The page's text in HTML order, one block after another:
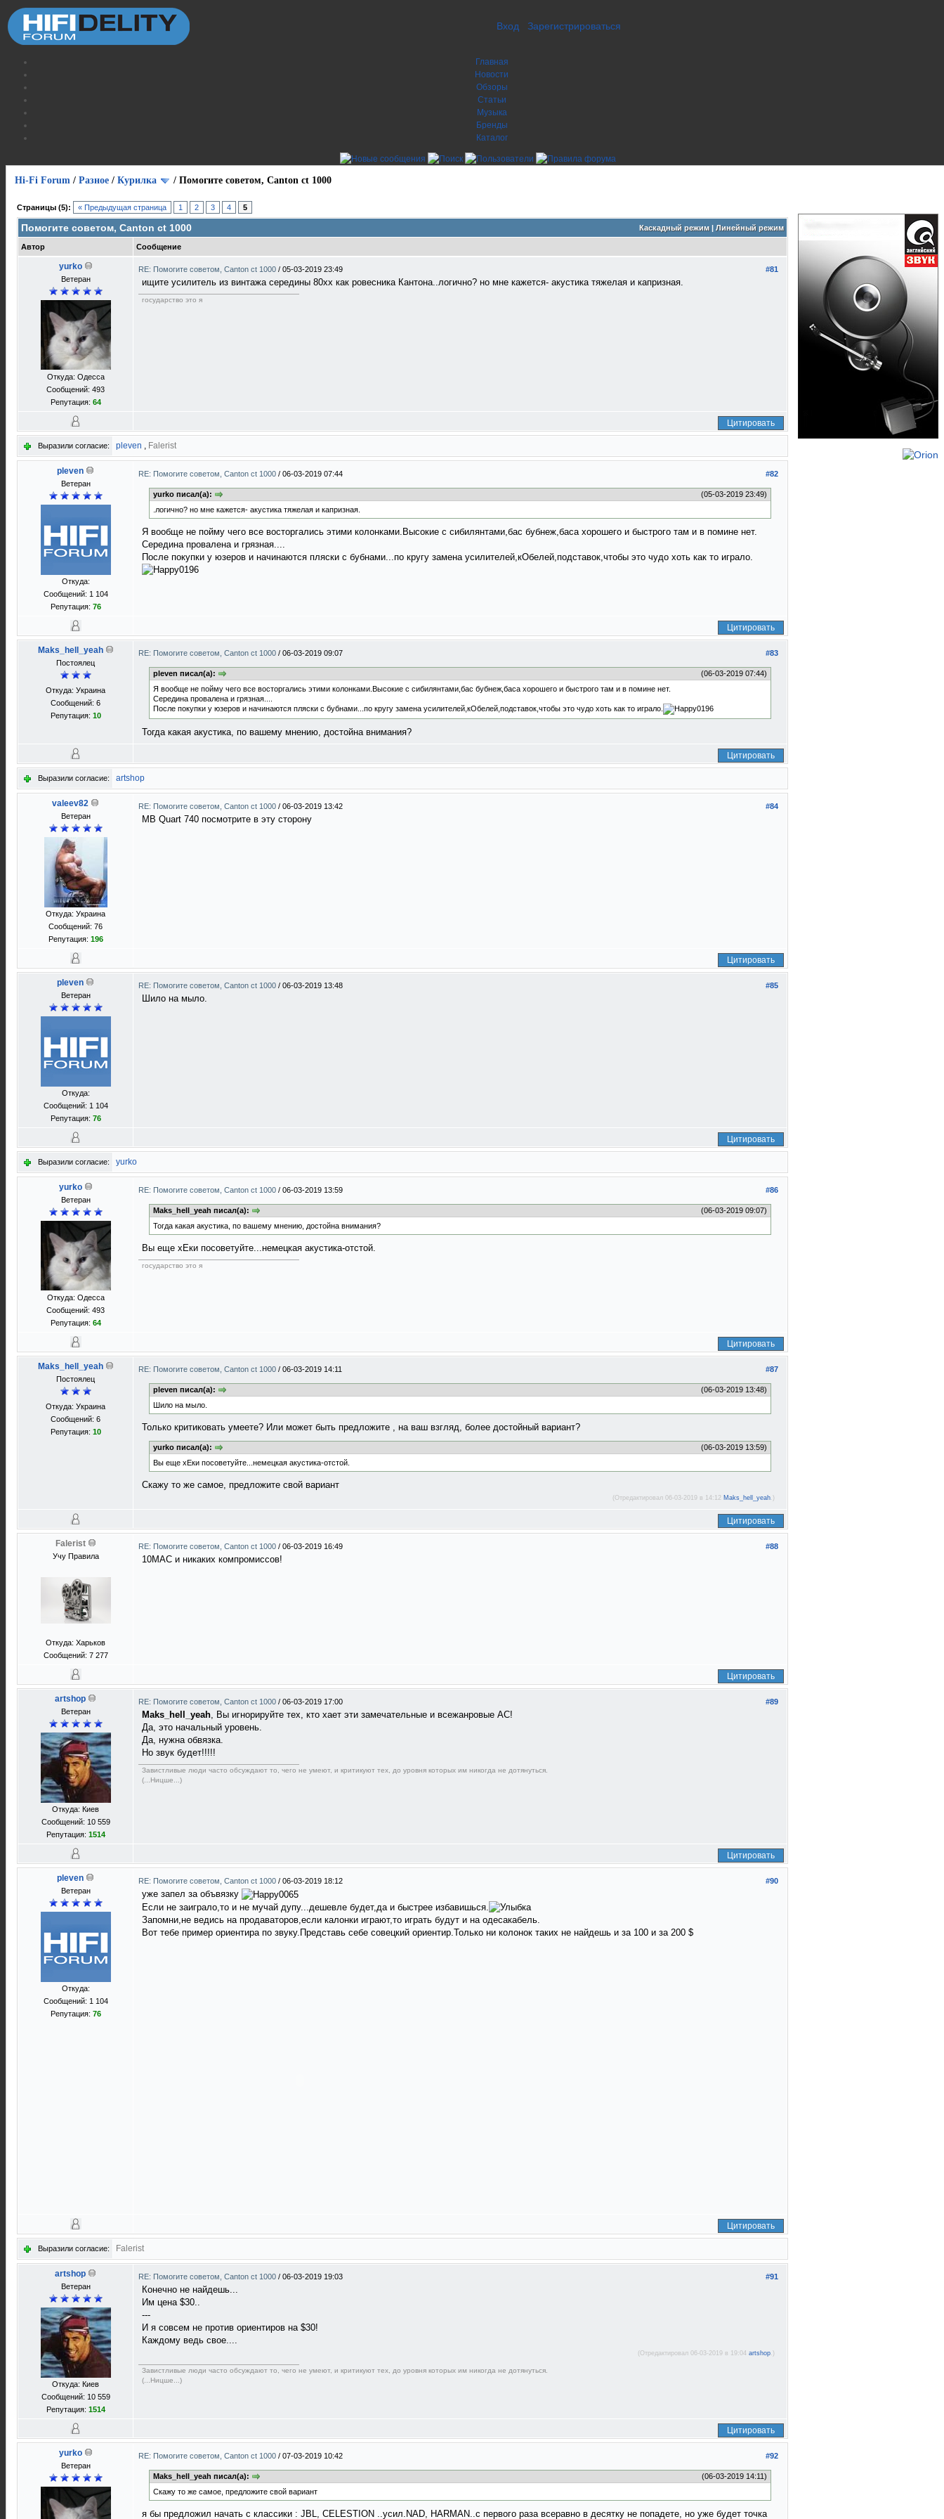
Вход Зарегистрироваться
Главная
Новости
Обзоры
Статьи
Музыка
Бренды
Каталог
Hi-Fi Forum / Разное / Курилка / Помогите советом, Canton ct 1000
Страницы (5): « Предыдущая страница 1 2 3 4 5
Каскадный режим| Линейный режим
Помогите советом, Canton ct 1000
Автор Сообщение
yurko
Ветеран
Откуда: Одесса
Сообщений: 493
Репутация: 64
#81
RE: Помогите советом, Canton ct 1000 / 05-03-2019 23:49
ищите усилитель из винтажа середины 80хх как ровесника Кантона..логично? но мне кажется- акустика тяжелая и капризная.
государство это я
Цитировать
Выразили согласие: pleven , Falerist
pleven
Ветеран
Откуда:
Сообщений: 1 104
Репутация: 76
#82
RE: Помогите советом, Canton ct 1000 / 06-03-2019 07:44
(05-03-2019 23:49)
yurko писал(а):
.логично? но мне кажется- акустика тяжелая и капризная.
Я вообще не пойму чего все восторгались этими колонками.Высокие с сибилянтами,бас бубнеж,баса хорошего и быстрого там и в помине нет.
Середина провалена и грязная....
После покупки у юзеров и начинаются пляски с бубнами...по кругу замена усилителей,кОбелей,подставок,чтобы это чудо хоть как то играло.
Цитировать
Maks_hell_yeah
Постоялец
Откуда: Украина
Сообщений: 6
Репутация: 10
#83
RE: Помогите советом, Canton ct 1000 / 06-03-2019 09:07
(06-03-2019 07:44)
pleven писал(а):
Я вообще не пойму чего все восторгались этими колонками.Высокие с сибилянтами,бас бубнеж,баса хорошего и быстрого там и в помине нет.
Середина провалена и грязная....
После покупки у юзеров и начинаются пляски с бубнами...по кругу замена усилителей,кОбелей,подставок,чтобы это чудо хоть как то играло.
Тогда какая акустика, по вашему мнению, достойна внимания?
Цитировать
Выразили согласие: artshop
valeev82
Ветеран
Откуда: Украина
Сообщений: 76
Репутация: 196
#84
RE: Помогите советом, Canton ct 1000 / 06-03-2019 13:42
MB Quart 740 посмотрите в эту сторону
Цитировать
pleven
Ветеран
Откуда:
Сообщений: 1 104
Репутация: 76
#85
RE: Помогите советом, Canton ct 1000 / 06-03-2019 13:48
Шило на мыло.
Цитировать
Выразили согласие: yurko
yurko
Ветеран
Откуда: Одесса
Сообщений: 493
Репутация: 64
#86
RE: Помогите советом, Canton ct 1000 / 06-03-2019 13:59
(06-03-2019 09:07)
Maks_hell_yeah писал(а):
Тогда какая акустика, по вашему мнению, достойна внимания?
Вы еще хЕки посоветуйте...немецкая акустика-отстой.
государство это я
Цитировать
Maks_hell_yeah
Постоялец
Откуда: Украина
Сообщений: 6
Репутация: 10
#87
RE: Помогите советом, Canton ct 1000 / 06-03-2019 14:11
(06-03-2019 13:48)
pleven писал(а):
Шило на мыло.
Только критиковать умеете? Или может быть предложите , на ваш взгляд, более достойный вариант?
(06-03-2019 13:59)
yurko писал(а):
Вы еще хЕки посоветуйте...немецкая акустика-отстой.
Скажу то же самое, предложите свой вариант
(Отредактировал 06-03-2019 в 14:12 Maks_hell_yeah.)
Цитировать
Falerist
Учу Правила
Откуда: Харьков
Сообщений: 7 277
#88
RE: Помогите советом, Canton ct 1000 / 06-03-2019 16:49
10МАС и никаких компромиссов!
Цитировать
artshop
Ветеран
Откуда: Киев
Сообщений: 10 559
Репутация: 1514
#89
RE: Помогите советом, Canton ct 1000 / 06-03-2019 17:00
Maks_hell_yeah, Вы игнорируйте тех, кто хает эти замечательные и всежанровые АС!
Да, это начальный уровень.
Да, нужна обвязка.
Но звук будет!!!!!
Завистливые люди часто обсуждают то, чего не умеют, и критикуют тех, до уровня которых им никогда не дотянуться.
(...Ницше...)
Цитировать
pleven
Ветеран
Откуда:
Сообщений: 1 104
Репутация: 76
#90
RE: Помогите советом, Canton ct 1000 / 06-03-2019 18:12
уже запел за объвязку
Если не заиграло,то и не мучай дупу...дешевле будет,да и быстрее избавишься.
Запомни,не ведись на продаваторов,если калонки играют,то играть будут и на одесакабель.
Вот тебе пример ориентира по звуку.Представь себе совецкий ориентир.Только ни колонок таких не найдешь и за 100 и за 200 $
Цитировать
Выразили согласие: Falerist
artshop
Ветеран
Откуда: Киев
Сообщений: 10 559
Репутация: 1514
#91
RE: Помогите советом, Canton ct 1000 / 06-03-2019 19:03
Конечно не найдешь...
Им цена $30..
---
И я совсем не против ориентиров на $30!
Каждому ведь свое....
(Отредактировал 06-03-2019 в 19:04 artshop.)
Завистливые люди часто обсуждают то, чего не умеют, и критикуют тех, до уровня которых им никогда не дотянуться.
(...Ницше...)
Цитировать
yurko
Ветеран
#92
RE: Помогите советом, Canton ct 1000 / 07-03-2019 10:42
(06-03-2019 14:11)
Maks_hell_yeah писал(а):
Скажу то же самое, предложите свой вариант
я бы предложил начать с классики : JBL, CELESTION ..усил.NAD, HARMAN..с первого раза всеравно в десятку не попадете, но уже будет точка